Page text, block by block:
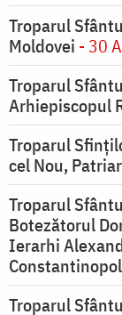
Troparul
Moldovei - 30
Troparul
Arhiepiscopul
Troparul
cel Nou,
Troparul
Botezătorul
Ierarhi
Troparul